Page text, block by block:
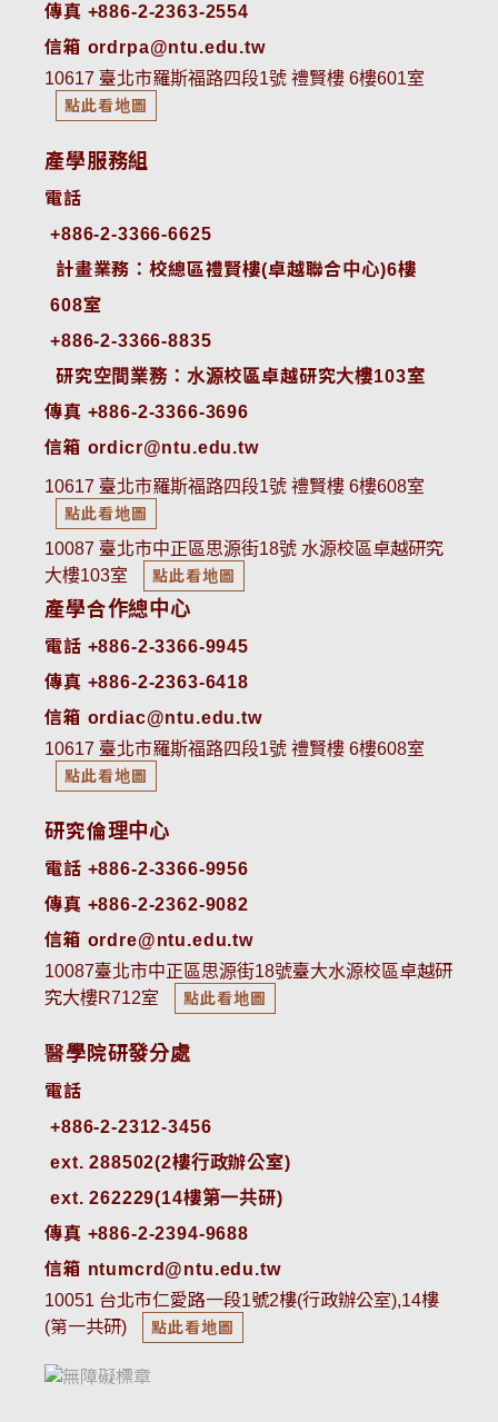
傳真 +886-2-2363-2554
信箱 ordrpa@ntu.edu.tw
10617 臺北市羅斯福路四段1號 禮賢樓 6樓601室
點此看地圖
產學服務組
電話
+886-2-3366-6625
計畫業務：校總區禮賢樓(卓越聯合中心)6樓
608室
+886-2-3366-8835
研究空間業務：水源校區卓越研究大樓103室
傳真 +886-2-3366-3696
信箱 ordicr@ntu.edu.tw
10617 臺北市羅斯福路四段1號 禮賢樓 6樓608室
點此看地圖
10087 臺北市中正區思源街18號 水源校區卓越研究
大樓103室
點此看地圖
產學合作總中心
電話 +886-2-3366-9945
傳真 +886-2-2363-6418
信箱 ordiac@ntu.edu.tw
10617 臺北市羅斯福路四段1號 禮賢樓 6樓608室
點此看地圖
研究倫理中心
電話 +886-2-3366-9956
傳真 +886-2-2362-9082
信箱 ordre@ntu.edu.tw
10087臺北市中正區思源街18號臺大水源校區卓越研
究大樓R712室
點此看地圖
醫學院研發分處
電話
ext. 288502(2樓行政辦公室)
ext. 262229(14樓第一共研)
傳真 +886-2-2394-9688
信箱 ntumcrd@ntu.edu.tw
10051 台北市仁愛路一段1號2樓(行政辦公室),14樓
(第一共研)
點此看地圖